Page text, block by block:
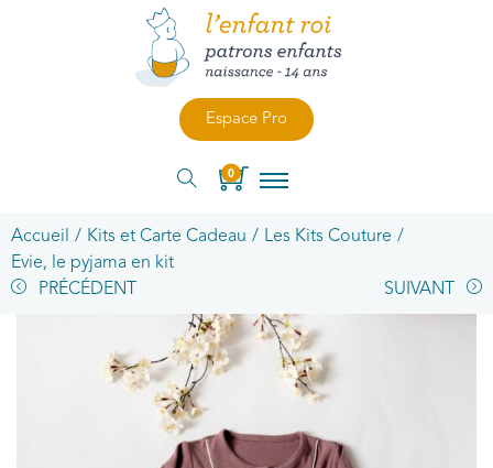
Espace Pro
0
Accueil / Kits et Carte Cadeau / Les Kits Couture /
Evie, le pyjama en kit
PRÉCÉDENT
SUIVANT